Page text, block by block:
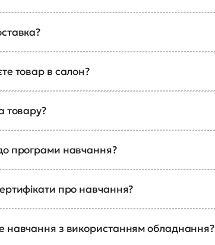
товар в салон?
товару?
програми навчання?
про навчання?
навчання з використанням обладнання?